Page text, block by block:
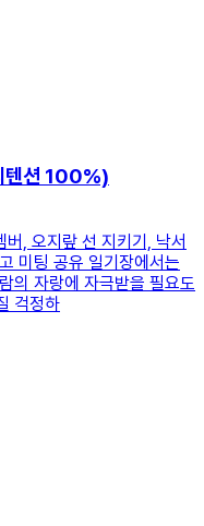
텐션 100%)
, 오지랖 선 지키기, 낙서
미팅 공유 일기장에서는
의 자랑에 자극받을 필요도
걱정하